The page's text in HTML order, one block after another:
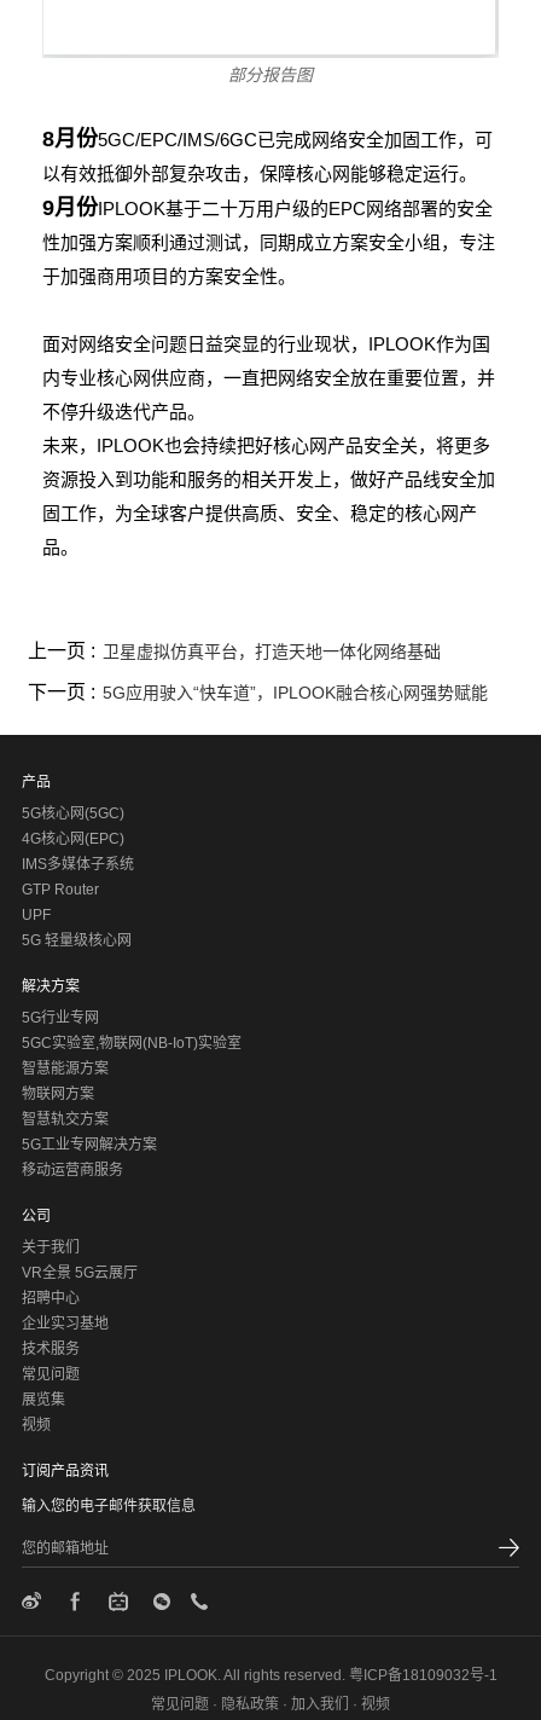
部分报告图
8月份5GC/EPC/IMS/6GC已完成网络安全加固工作，可
以有效抵御外部复杂攻击，保障核心网能够稳定运行。
9月份IPLOOK基于二十万用户级的EPC网络部署的安全
性加强方案顺利通过测试，同期成立方案安全小组，专注
于加强商用项目的方案安全性。
面对网络安全问题日益突显的行业现状，IPLOOK作为国
内专业核心网供应商，一直把网络安全放在重要位置，并
不停升级迭代产品。
未来，IPLOOK也会持续把好核心网产品安全关，将更多
资源投入到功能和服务的相关开发上，做好产品线安全加
固工作，为全球客户提供高质、安全、稳定的核心网产
品。
上一页 : 卫星虚拟仿真平台，打造天地一体化网络基础
下一页 : 5G应用驶入“快车道”，IPLOOK融合核心网强势赋能
产品
5G核心网(5GC)
4G核心网(EPC)
IMS多媒体子系统
GTP Router
UPF
5G 轻量级核心网
解决方案
5G行业专网
5GC实验室,物联网(NB-IoT)实验室
智慧能源方案
物联网方案
智慧轨交方案
5G工业专网解决方案
移动运营商服务
公司
关于我们
VR全景 5G云展厅
招聘中心
企业实习基地
技术服务
常见问题
展览集
视频
订阅产品资讯
输入您的电子邮件获取信息
Copyright © 2025 IPLOOK. All rights reserved. 粤ICP备18109032号-1
常见问题 · 隐私政策 · 加入我们 · 视频